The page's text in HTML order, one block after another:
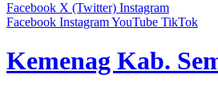
Facebook X (Twitter) Instagram
Facebook InstagramYouTube TikTok
Kemenag Kab.